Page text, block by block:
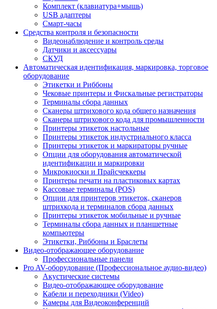
Комплект (клавиатура+мышь)
USB адаптеры
Смарт-часы
Средства контроля и безопасности
Видеонаблюдение и контроль среды
Датчики и аксессуары
СКУД
Автоматическая идентификация, маркировка, торговое
оборудование
Этикетки и Риббоны
Чековые принтеры и Фискальные регистраторы
Терминалы сбора данных
Сканеры штрихового кода общего назначения
Сканеры штрихового кода для промышленности
Принтеры этикеток настольные
Принтеры этикеток индустриального класса
Принтеры этикеток и маркираторы ручные
Опции для оборудования автоматической
идентификации и маркировки
Микрокиоски и Прайсчеккеры
Принтеры печати на пластиковых картах
Кассовые терминалы (POS)
Опции для принтеров этикеток, сканеров
штрихкода и терминалов сбора данных
Принтеры этикеток мобильные и ручные
Терминалы сбора данных и планшетные
компьютеры
Этикетки, Риббоны и Браслеты
Видео-отображающее оборудование
Профессиональные панели
Pro AV-оборудование (Профессиональное аудио-видео)
Акустические системы
Видео-отображающее оборудование
Кабели и переходники (Video)
Камеры для Видеоконференций